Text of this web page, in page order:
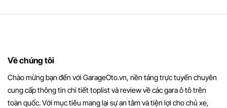
Về chúng tôi
Chào mừng bạn đến với GarageOto.vn, nền tảng trực tuyến chuyên
cung cấp thông tin chi tiết toplist và review về các gara ô tô trên
toàn quốc. Với mục tiêu mang lại sự an tâm và tiện lợi cho chủ xe,